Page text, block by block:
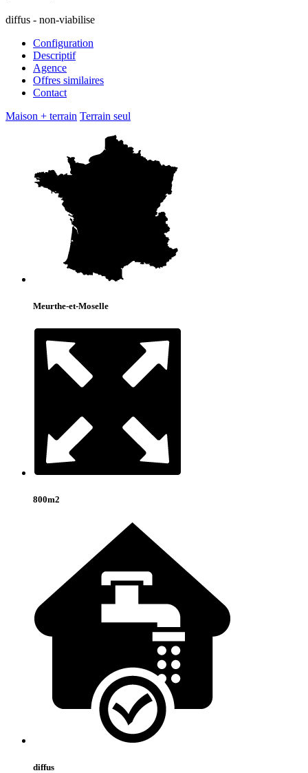
diffus - non-viabilise
Configuration
Descriptif
Agence
Offres similaires
Contact
Maison + terrain Terrain seul
Meurthe-et-Moselle
800m2
diffus